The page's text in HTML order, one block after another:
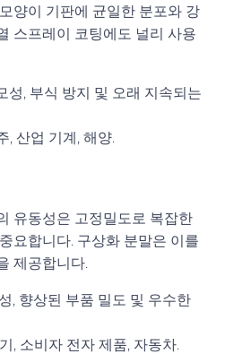
양이 기판에 균일한 분포와 강
스프레이 코팅에도 널리 사용
성, 부식 방지 및 오래 지속되는
, 산업 기계, 해양.
유동성은 고정밀도로 복잡한
요합니다. 구상화 분말은 이를
제공합니다.
, 향상된 부품 밀도 및 우수한
, 소비자 전자 제품, 자동차.